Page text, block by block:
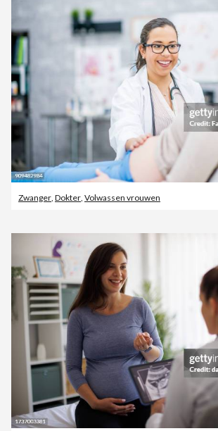
Zwanger Dokter Volwassen vrouwen